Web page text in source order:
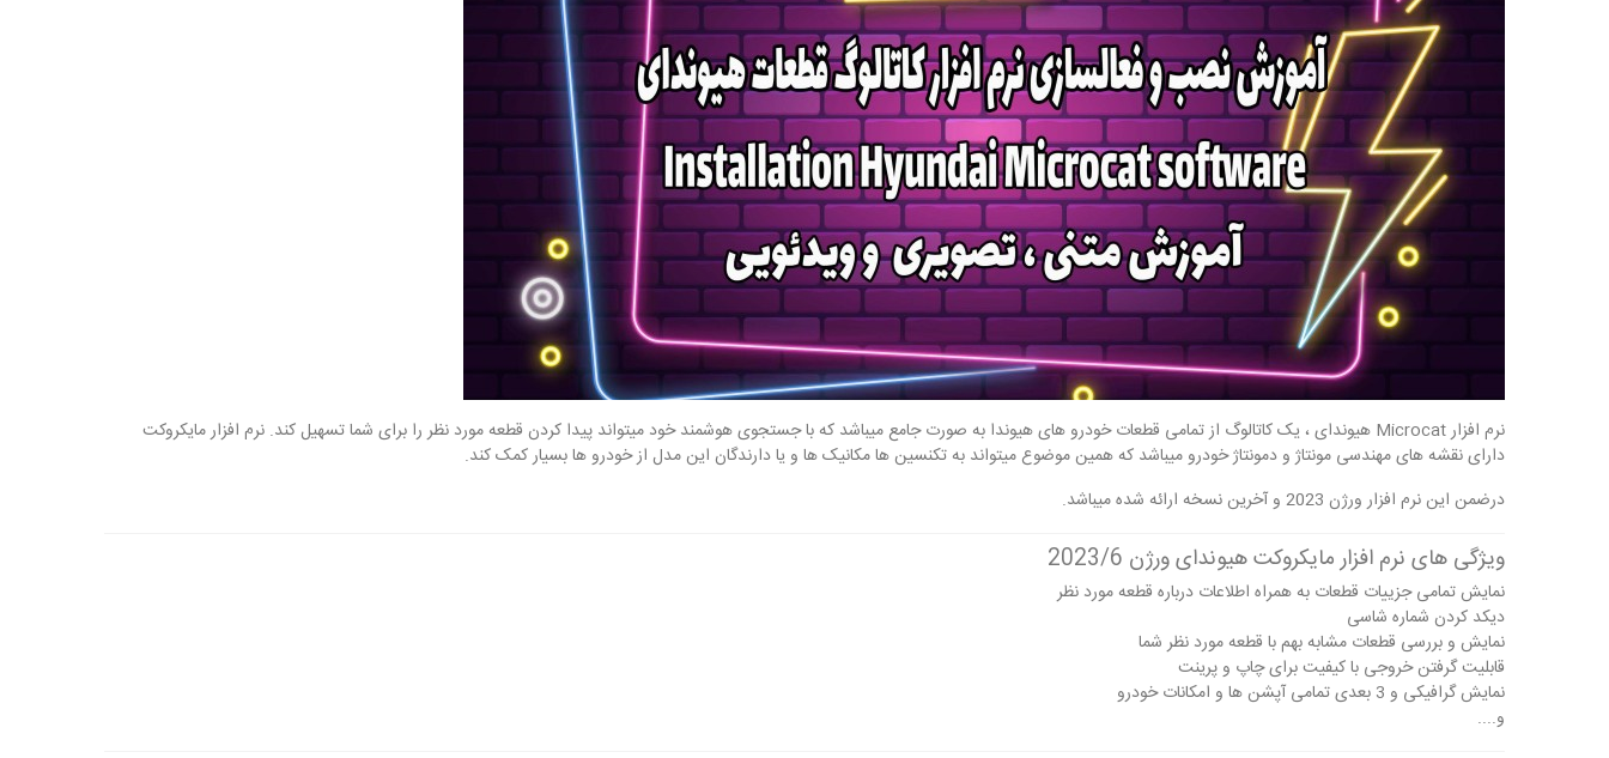
نرم افزار Microcat هیوندای ، یک کاتالوگ از تمامی قطعات خودرو های هیوندا به صورت جامع میباشد که با جستجوی هوشمند خود میتواند پیدا کردن قطعه مورد نظر را برای شما تسهیل کند. نرم افزار مایکروکت
دارای نقشه های مهندسی مونتاژ و دمونتاژ خودرو میباشد که همین موضوع میتواند به تکنسین ها مکانیک ها و یا دارندگان این مدل از خودرو ها بسیار کمک کند.
درضمن این نرم افزار ورژن 2023 و آخرین نسخه ارائه شده میباشد.
ویژگی های نرم افزار مایکروکت هیوندای ورژن 2023/6
نمایش تمامی جزییات قطعات به همراه اطلاعات درباره قطعه مورد نظر
دیکد کردن شماره شاسی
نمایش و بررسی قطعات مشابه بهم با قطعه مورد نظر شما
قابلیت گرفتن خروجی با کیفیت برای چاپ و پرینت
نمایش گرافیکی و 3 بعدی تمامی آپشن ها و امکانات خودرو
و....